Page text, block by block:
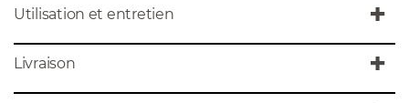
Utilisation et entretien
Livraison